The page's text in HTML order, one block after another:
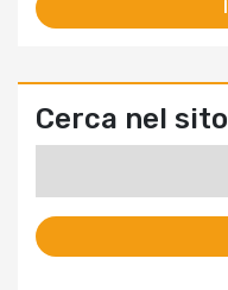
Cerca nel sito